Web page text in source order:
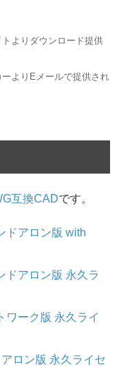
よりダウンロード提供
よりEメールで提供され
互換CADです。
ドアロン版 with
ドアロン版 永久ラ
ワーク版 永久ライ
ロン版 永久ライセ